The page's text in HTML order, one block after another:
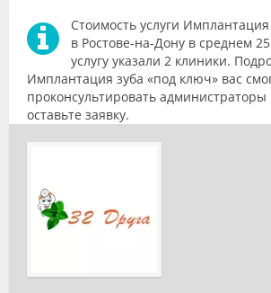
Стоимость услуги
в Ростове-на-Дону в среднем
услугу указали 2 клиники.
Имплантация зуба «под ключ» вас
проконсультировать администраторы
оставьте заявку.